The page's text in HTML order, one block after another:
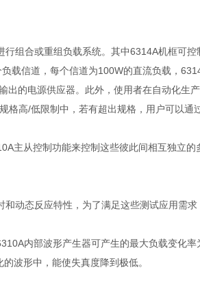
组合或重组负载系统。其中6314A机框可控
负载信道，每个信道为100W的直流负载，
出的电源供应器。此外，使用者在自动化生产
格高/低限制中，若有超出规格，用户可以通
主从控制功能来控制这些彼此间相互独立的
动态反应特性，为了满足这些测试应用需求
内部波形产生器可产生的最大负载变化率
波形中，能使失真度降到极低。